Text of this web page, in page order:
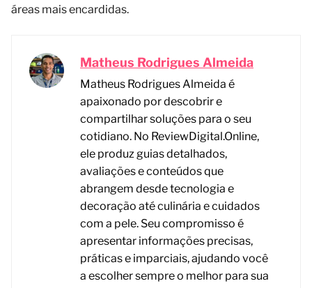
áreas mais encardidas.
Matheus Rodrigues Almeida
Matheus Rodrigues Almeida é
apaixonado por descobrir e
compartilhar soluções para o seu
cotidiano. No ReviewDigital.Online,
ele produz guias detalhados,
avaliações e conteúdos que
abrangem desde tecnologia e
decoração até culinária e cuidados
com a pele. Seu compromisso é
apresentar informações precisas,
práticas e imparciais, ajudando você
a escolher sempre o melhor para sua